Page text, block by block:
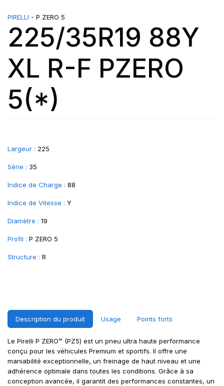
PIRELLI - P ZERO 5
225/35R19 88Y
XL R-F PZERO
5(*)
Largeur : 225
Série : 35
Indice de Charge : 88
Indice de Vitesse : Y
Diamètre : 19
Profil : P ZERO 5
Structure : R
Description du produit Usage Points forts
Le Pirelli P ZERO™ (PZ5) est un pneu ultra haute performance
conçu pour les véhicules Premium et sportifs. Il offre une
maniabilité exceptionnelle, un freinage de haut niveau et une
adhérence optimale dans toutes les conditions. Grâce à sa
conception avancée, il garantit des performances constantes, un